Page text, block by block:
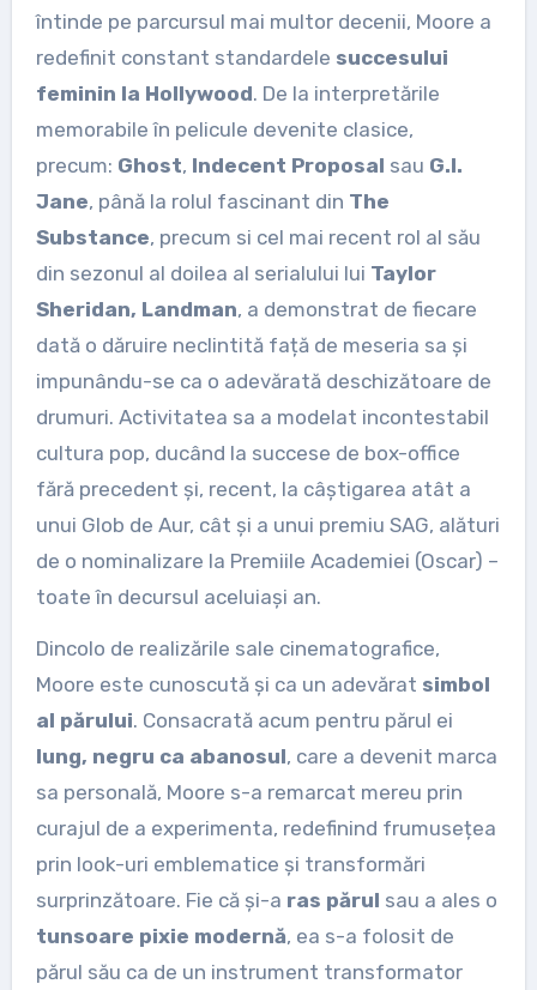
întinde pe parcursul mai multor decenii, Moore a
redefinit constant standardele succesului
feminin la Hollywood. De la interpretările
memorabile în pelicule devenite clasice,
precum: Ghost, Indecent Proposal sau G.I.
Jane, până la rolul fascinant din The
Substance, precum si cel mai recent rol al său
din sezonul al doilea al serialului lui Taylor
Sheridan, Landman, a demonstrat de fiecare
dată o dăruire neclintită față de meseria sa și
impunându-se ca o adevărată deschizătoare de
drumuri. Activitatea sa a modelat incontestabil
cultura pop, ducând la succese de box-office
fără precedent și, recent, la câștigarea atât a
unui Glob de Aur, cât și a unui premiu SAG, alături
de o nominalizare la Premiile Academiei (Oscar) –
toate în decursul aceluiași an.
Dincolo de realizările sale cinematografice,
Moore este cunoscută și ca un adevărat simbol
al părului. Consacrată acum pentru părul ei
lung, negru ca abanosul, care a devenit marca
sa personală, Moore s-a remarcat mereu prin
curajul de a experimenta, redefinind frumusețea
prin look-uri emblematice și transformări
surprinzătoare. Fie că și-a ras părul sau a ales o
tunsoare pixie modernă, ea s-a folosit de
părul său ca de un instrument transformator